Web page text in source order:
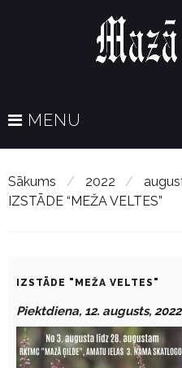
MENU
Sākums / 2022 /
IZSTĀDE “MEŽA VELTES”
IZSTĀDE "MEŽA VELTES"
Piektdiena, 12. augusts,